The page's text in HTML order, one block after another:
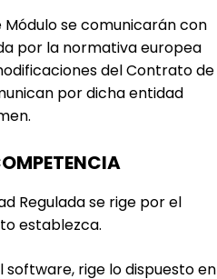
se comunicarán con
por la normativa europea
del Contrato de
por dicha entidad
Regulada se rige por el
establezca.
software, rige lo dispuesto en